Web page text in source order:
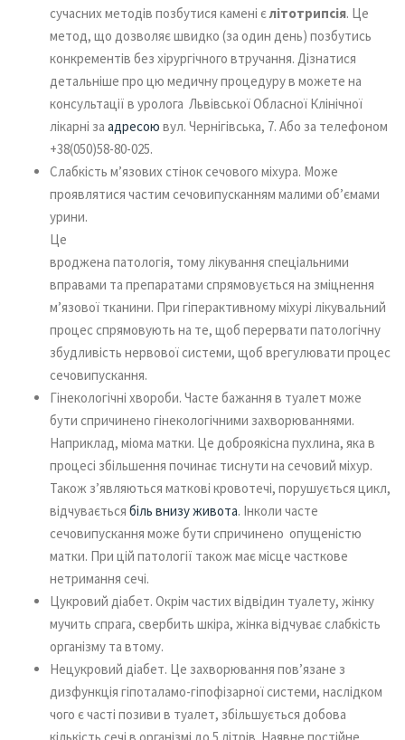
сучасних методів позбутися камені єлітотрипсія. Це
метод, що дозволяє швидко (за один день) позбутись
конкрементів без хірургічного втручання. Дізнатися
детальніше про цю медичну процедуру в можете на
консультації в уролога Львівської Обласної Клінічної
лікарні за адресою вул. Чернігівська, 7. Або за телефоном
+38(050)58-80-025.
Слабкість м’язових стінок сечового міхура. Може
проявлятися частим сечовипусканням малими об’ємами
урини.
Це
вроджена патологія, тому лікування спеціальними
вправами та препаратами спрямовується на зміцнення
м’язової тканини. При гіперактивному міхурі лікувальний
процес спрямовують на те, щоб перервати патологічну
збудливість нервової системи, щоб врегулювати процес
сечовипускання.
Гінекологічні хвороби. Часте бажання в туалет може
бути спричинено гінекологічними захворюваннями.
Наприклад, міома матки. Це доброякісна пухлина, яка в
процесі збільшення починає тиснути на сечовий міхур.
Також з’являються маткові кровотечі, порушується цикл,
відчувається біль внизу живота. Інколи часте
сечовипускання може бути спричинено опущеністю
матки. При цій патології також має місце часткове
нетримання сечі.
Цукровий діабет. Окрім частих відвідин туалету, жінку
мучить спрага, свербить шкіра, жінка відчуває слабкість
організму та втому.
Нецукровий діабет. Це захворювання пов’язане з
дизфункція гіпоталамо-гіпофізарної системи, наслідком
чого є часті позиви в туалет, збільшується добова